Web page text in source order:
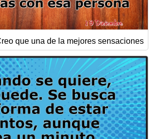
que una de la mejores sensaciones